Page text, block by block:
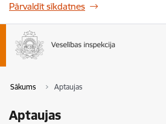
Pārvaldīt sīkdatnes
Sākums Aptaujas
Aptaujas